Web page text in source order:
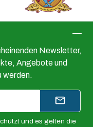
Newsletter,
Angebote und
werden.
und es gelten die